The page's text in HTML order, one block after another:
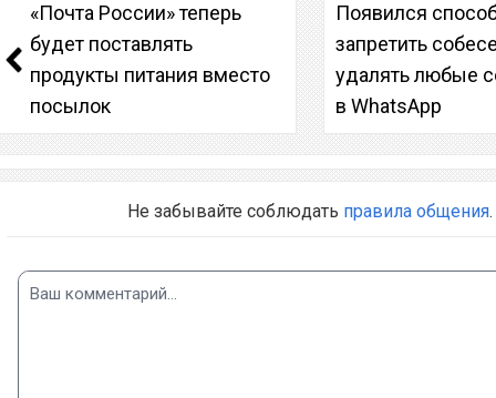
«Почта России» теперь
будет поставлять
продукты питания вместо
посылок
Появился
запретить
удалять любые
в WhatsApp
Не забывайте соблюдать правила общения.